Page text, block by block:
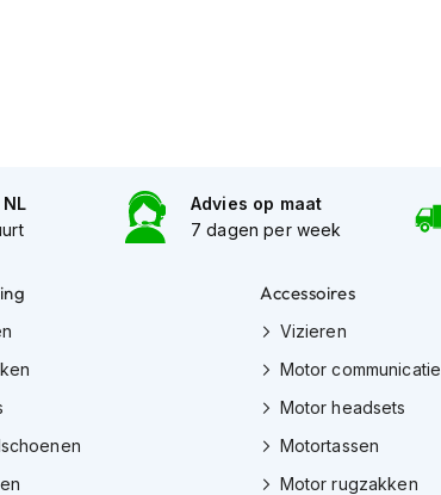
Advies op maat
7 dagen per week
Accessoires
Vizieren
Motor communicatie
Motor headsets
Motortassen
Motor rugzakken